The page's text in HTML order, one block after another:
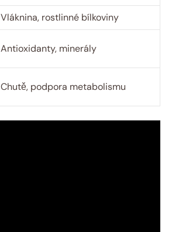
Vláknina, rostlinné bílkoviny
Antioxidanty, minerály
Chutě, podpora metabolismu